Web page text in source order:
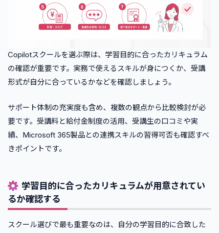
Copilotスクールを選ぶ際は、学習目的に合ったカリキュラム
の確認が重要です。実務で使えるスキルが身につくか、受講
形式が自分に合っているかなどを確認しましょう。
サポート体制の充実度も含め、複数の観点から比較検討が必
要です。受講料と給付金制度の活用、受講生の口コミや実
績、Microsoft 365製品との連携スキルの習得可否も確認すべ
きポイントです。
学習目的に合ったカリキュラムが用意されてい
るか確認する
スクール選びで最も重要なのは、自分の学習目的に合致した